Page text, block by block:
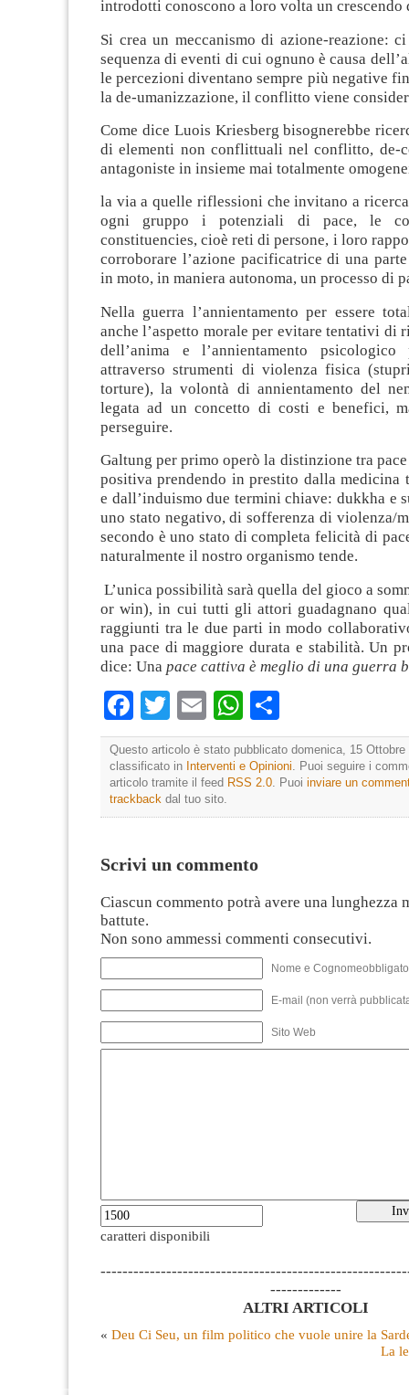
introdotti conoscono a loro volta un
Si crea un meccanismo di azione-reazione:
sequenza di eventi di cui ognuno è causa
le percezioni diventano sempre più negative
la de-umanizzazione, il conflitto viene
Come dice Luois Kriesberg bisognerebbe
di elementi non conflittuali nel conflitto, de-
antagoniste in insieme mai totalmente
la via a quelle riflessioni che invitano a
ogni gruppo i potenziali di pace, le
constituencies, cioè reti di persone, i loro
corroborare l’azione pacificatrice di una
in moto, in maniera autonoma, un processo di
Nella guerra l’annientamento per essere
anche l’aspetto morale per evitare tentativi di
dell’anima e l’annientamento psicologico
attraverso strumenti di violenza fisica
torture), la volontà di annientamento del
legata ad un concetto di costi e benefici,
perseguire.
Galtung per primo operò la distinzione tra
positiva prendendo in prestito dalla medicina
e dall’induismo due termini chiave: dukkha e
uno stato negativo, di sofferenza di violenza/
secondo è uno stato di completa felicità di
naturalmente il nostro organismo tende.
L’unica possibilità sarà quella del gioco a
or win), in cui tutti gli attori guadagnano
raggiunti tra le due parti in modo
una pace di maggiore durata e stabilità. Un
dice: Una pace cattiva è meglio di una guerra
Facebook
TwitterEmailWhatsApp
Questo articolo è stato pubblicato domenica, 15 Ottobre
classificato in Interventi e Opinioni . Puoi seguire i
articolo tramite il feed RSS 2.0 . Puoi inviare un
trackback dal tuo sito.
Scrivi un commento
Ciascun commento potrà avere una lunghezza
battute.
Non sono ammessi commenti consecutivi.
Nome e
E-mail (non verrà
Sito Web
caratteri disponibili
-------------
ALTRI ARTICOLI
« Deu Ci Seu, un film politico che vuole unire la
La